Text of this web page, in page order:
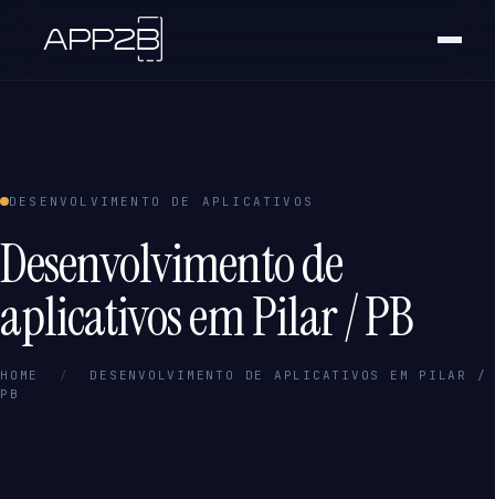
DESENVOLVIMENTO DE APLICATIVOS
Desenvolvimento de
aplicativos em Pilar / PB
HOME /
DESENVOLVIMENTO DE APLICATIVOS EM PILAR /
PB